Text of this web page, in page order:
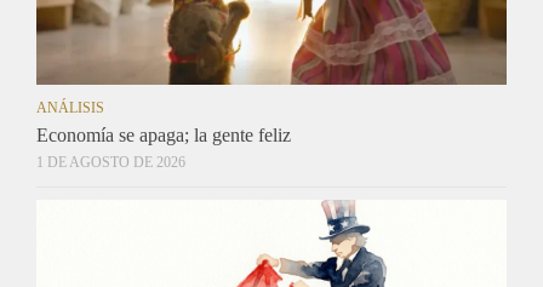
ANÁLISIS
Economía se apaga; la gente feliz
1 DE AGOSTO DE 2026